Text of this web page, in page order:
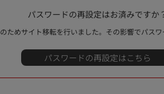
パスワードの再設定はお済みですか
ためサイト移転を行いました。その影響でパス